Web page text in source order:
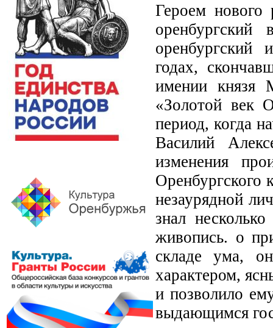
Героем нового
оренбургский
годах,
имении князя
«Золотой век
период, когда
Василий
изменения
Оренбургского
незаурядной
знал
живопись. о
складе ума,
характером,
и позволило
выдающимся